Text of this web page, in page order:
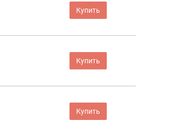
Купить
Купить
Купить